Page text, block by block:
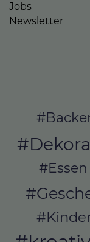
Jobs
Newsletter
#Essen